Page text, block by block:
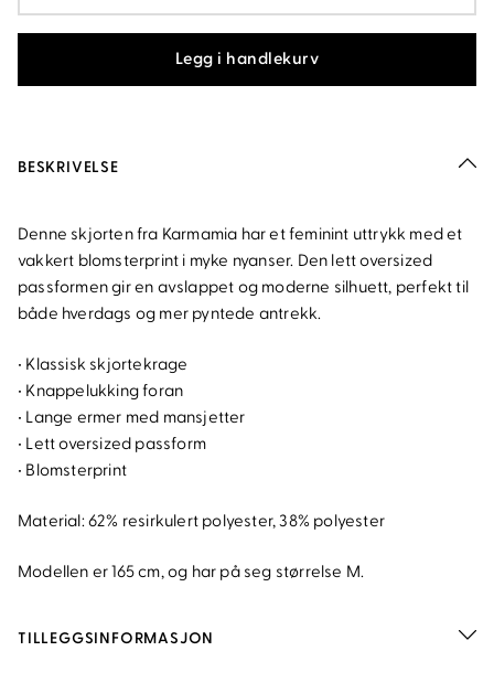
Legg i handlekurv
BESKRIVELSE
Denne skjorten fra Karmamia har et feminint uttrykk med et
vakkert blomsterprint i myke nyanser. Den lett oversized
passformen gir en avslappet og moderne silhuett, perfekt til
både hverdags og mer pyntede antrekk.
• Klassisk skjortekrage
• Knappelukking foran
• Lange ermer med mansjetter
• Lett oversized passform
• Blomsterprint
Material: 62% resirkulert polyester, 38% polyester
Modellen er 165 cm, og har på seg størrelse M.
TILLEGGSINFORMASJON